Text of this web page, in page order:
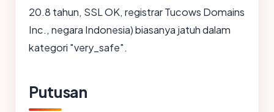
20.8 tahun, SSL OK, registrar Tucows Domains
Inc., negara Indonesia) biasanya jatuh dalam
kategori "very_safe".
Putusan